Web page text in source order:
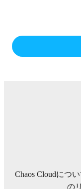
Chaos Cloudにつ
の